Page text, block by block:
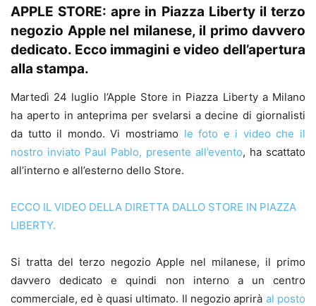
APPLE STORE: apre in Piazza Liberty il terzo
negozio Apple nel milanese, il primo davvero
dedicato. Ecco immagini e video dell’apertura
alla stampa.
Martedì 24 luglio l’Apple Store in Piazza Liberty a Milano
ha aperto in anteprima per svelarsi a decine di giornalisti
da tutto il mondo. Vi mostriamo le foto e i video che il
nostro inviato Paul Pablo, presente all’evento, ha scattato
all’interno e all’esterno dello Store.
ECCO IL VIDEO DELLA DIRETTA DALLO STORE IN PIAZZA
LIBERTY.
Si tratta del terzo negozio Apple nel milanese, il primo
davvero dedicato e quindi non interno a un centro
commerciale, ed è quasi ultimato. Il negozio aprirà al posto